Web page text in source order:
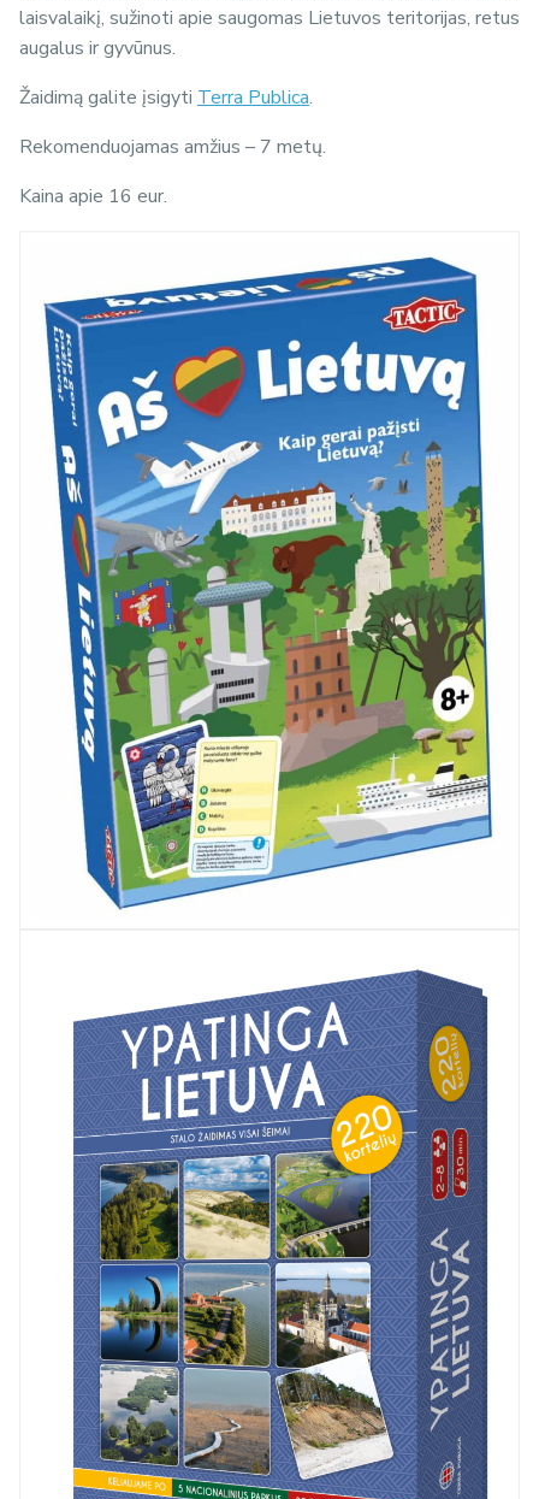
laisvalaikį, sužinoti apie saugomas Lietuvos teritorijas, retus
augalus ir gyvūnus.
Žaidimą galite įsigyti Terra Publica.
Rekomenduojamas amžius – 7 metų.
Kaina apie 16 eur.